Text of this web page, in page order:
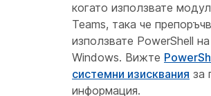
когато използвате
Teams, така че
използвате PowerShell
Windows. Вижте
системни изисквания за
информация.